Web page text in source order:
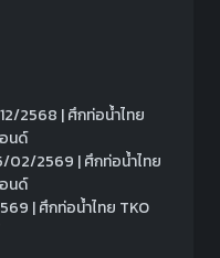
2568 | ศึกท่อน้ำไทย
นด์
02/2569 | ศึกท่อน้ำไทย
นด์
| ศึกท่อน้ำไทย TKO